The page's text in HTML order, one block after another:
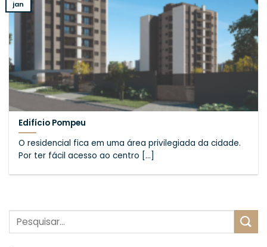
Edifício Pompeu
O residencial fica em uma área privilegiada da cidade.
Por ter fácil acesso ao centro [...]
jan